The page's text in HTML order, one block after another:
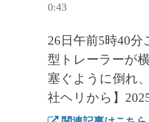
0:43
26日午前5時40
型トレーラーが
塞ぐように倒れ
社ヘリから】